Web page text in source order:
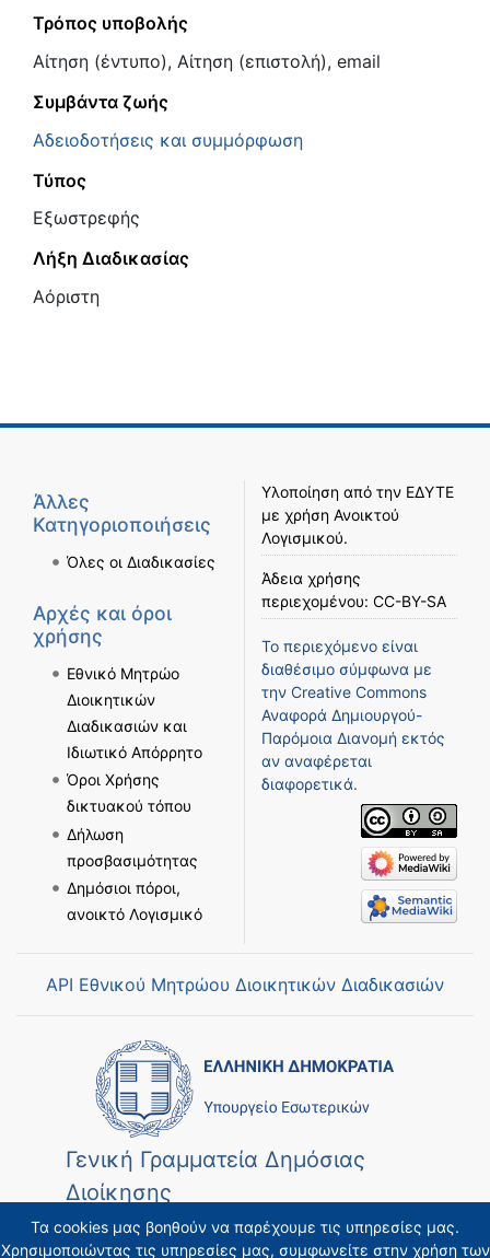
Τρόπος υποβολής
Αίτηση (έντυπο), Αίτηση (επιστολή), email
Συμβάντα ζωής
Αδειοδοτήσεις και συμμόρφωση
Τύπος
Εξωστρεφής
Λήξη Διαδικασίας
Αόριστη
Τα cookies μας βοηθούν να παρέχουμε τις υπηρεσίες μας.
Χρησιμοποιώντας τις υπηρεσίες μας, συμφωνείτε στην χρήση των
Άλλες
Κατηγοριοποιήσεις
Όλες οι Διαδικασίες
Αρχές και όροι
χρήσης
Εθνικό Μητρώο
Διοικητικών
Διαδικασιών και
Ιδιωτικό Απόρρητο
Όροι Χρήσης
δικτυακού τόπου
Δήλωση
προσβασιμότητας
Δημόσιοι πόροι,
ανοικτό Λογισμικό
Υλοποίηση από την ΕΔΥΤΕ
με χρήση Ανοικτού
Λογισμικού.
Άδεια χρήσης
περιεχομένου: CC-BY-SA
Το περιεχόμενο είναι
διαθέσιμο σύμφωνα με
την Creative Commons
Αναφορά Δημιουργού-
Παρόμοια Διανομή εκτός
αν αναφέρεται
διαφορετικά.
API Εθνικού Μητρώου Διοικητικών Διαδικασιών
Γενική Γραμματεία Δημόσιας
Διοίκησης